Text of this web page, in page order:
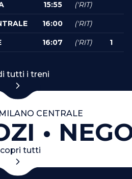
15:55 ('RIT)
16:00 ('RIT)
16:07 ('RIT) 1
tutti i treni
CENTRALE
tutti